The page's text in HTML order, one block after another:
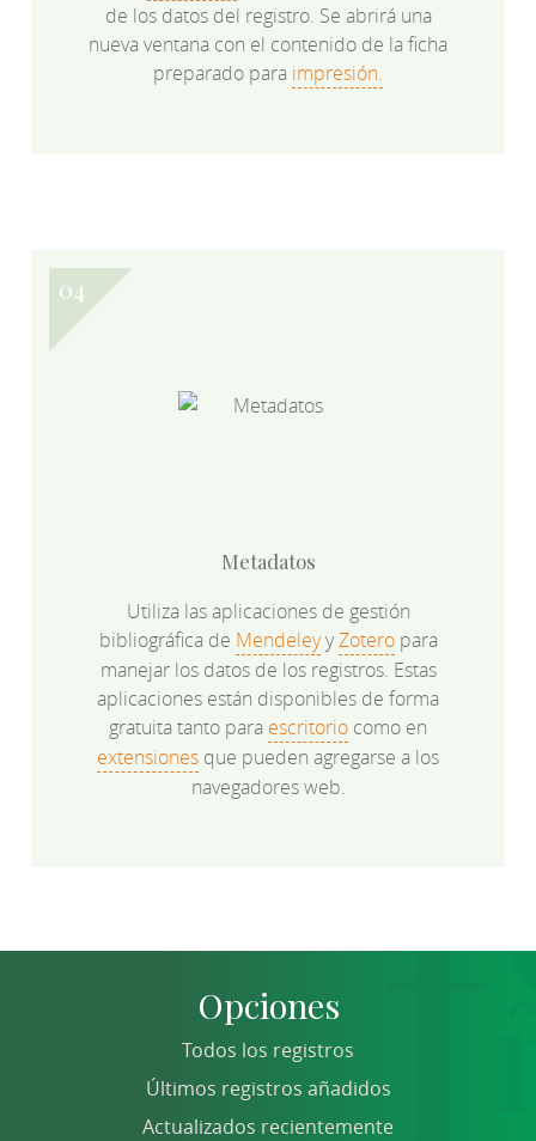
de los datos del registro. Se abrirá una
nueva ventana con el contenido de la ficha
preparado para impresión.
Metadatos
Utiliza las aplicaciones de gestión
bibliográfica de MendeleyyZoteropara
manejar los datos de los registros. Estas
aplicaciones están disponibles de forma
gratuita tanto para escritorio como en
extensiones que pueden agregarse a los
navegadores web.
Opciones
Todos los registros
Últimos registros añadidos
Actualizados recientemente